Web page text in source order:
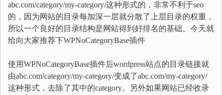
abc.com/category/my-category/这种形式的，非常不利于seo
的，因为网站的目录每加深一层就分散了上层目录的权重，
所以一个良好的目录结构是网站得到好排名的基础。今天就
给向大家推荐下WPNoCategoryBase插件
使用WPNoCategoryBase插件后wordpress站点的目录链接就
由abc.com/category/my-category/变成了abc.com/my-category/
这种形式，去除了其中的category。另外如果网站已经收录